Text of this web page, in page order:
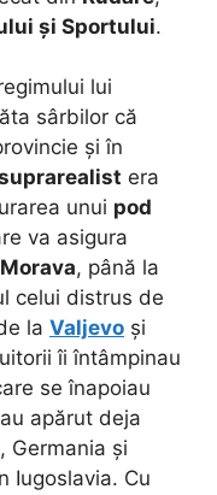
și Sportului.
lui
sârbilor că
și în
era
unui pod
va asigura
, până la
celui distrus de
la Valjevo și
îi întâmpinau
se înapoiau
apărut deja
Germania și
Iugoslavia. Cu